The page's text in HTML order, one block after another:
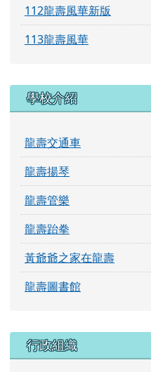
112龍壽風華新版
113龍壽風華
學校介紹
龍壽交通車
龍壽揚琴
龍壽管樂
龍壽跆拳
黃爺爺之家在龍壽
龍壽圖書館
行政組織